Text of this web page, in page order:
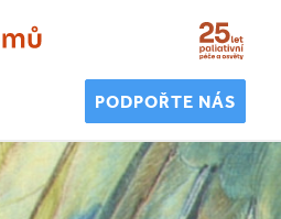
PODPOŘTE NÁS